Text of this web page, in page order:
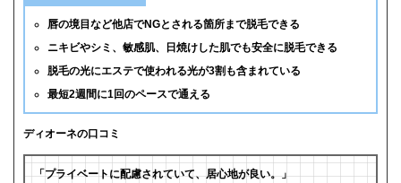
唇の境目など他店でNGとされる箇所まで脱毛できる
ニキビやシミ、敏感肌、日焼けした肌でも安全に脱毛できる
脱毛の光にエステで使われる光が3割も含まれている
最短2週間に1回のペースで通える
ディオーネの口コミ
「プライベートに配慮されていて、居心地が良い。」